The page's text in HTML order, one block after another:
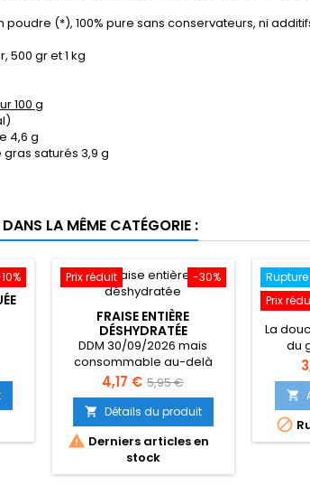
(*), 100% pure sans conservateurs, ni
500 gr et 1 kg
100 g
4,6 g
gras saturés 3,9 g
LA MÊME CATÉGORIE :
-30%
Prix réduit
FRAISE ENTIÈRE
DÉSHYDRATÉE
DDM 30/09/2026 mais
consommable au-delà
Prix
4,17 € Prix
de
base
5,95 €
 Détails du produit
 Derniers articles en
stock
Prix
La
du

